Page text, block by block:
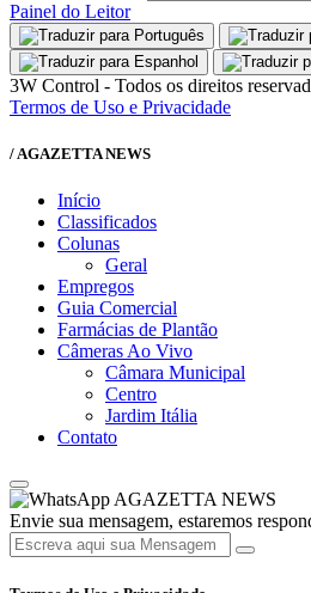
Painel do Leitor
3W Control - Todos os direitos
Termos de Uso e Privacidade
/ AGAZETTA NEWS
Início
Classificados
Colunas
Geral
Empregos
Guia Comercial
Farmácias de Plantão
Câmeras Ao Vivo
Câmara Municipal
Centro
Jardim Itália
Contato
AGAZETTA NEWS
Envie sua mensagem, estaremos